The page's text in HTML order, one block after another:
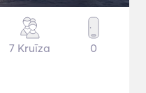
7 Kruīza 0